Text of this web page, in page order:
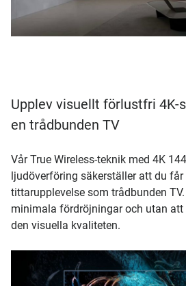
Upplev visuellt förlustfri 4K-
en trådbunden TV
Vår True Wireless-teknik med 4K
ljudöverföring säkerställer att du
tittarupplevelse som trådbunden
minimala fördröjningar och utan
den visuella kvaliteten.